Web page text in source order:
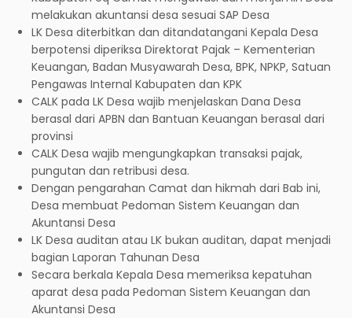
melakukan akuntansi desa sesuai SAP Desa
LK Desa diterbitkan dan ditandatangani Kepala Desa
berpotensi diperiksa Direktorat Pajak – Kementerian
Keuangan, Badan Musyawarah Desa, BPK, NPKP, Satuan
Pengawas Internal Kabupaten dan KPK
CALK pada LK Desa wajib menjelaskan Dana Desa
berasal dari APBN dan Bantuan Keuangan berasal dari
provinsi
CALK Desa wajib mengungkapkan transaksi pajak,
pungutan dan retribusi desa.
Dengan pengarahan Camat dan hikmah dari Bab ini,
Desa membuat Pedoman Sistem Keuangan dan
Akuntansi Desa
LK Desa auditan atau LK bukan auditan, dapat menjadi
bagian Laporan Tahunan Desa
Secara berkala Kepala Desa memeriksa kepatuhan
aparat desa pada Pedoman Sistem Keuangan dan
Akuntansi Desa